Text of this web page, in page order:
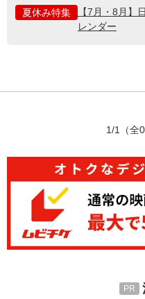
夏休み特集
【7月・8月】
レンダー
1/1 （全